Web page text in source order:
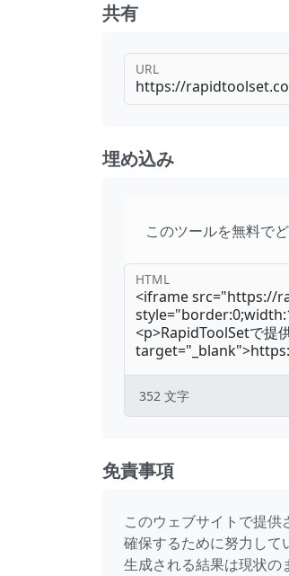
共有
URL
埋め込み
このツールを無料で
HTML
352 文字
免責事項
このウェブサイトで提
確保するために努力して
生成される結果は現状の